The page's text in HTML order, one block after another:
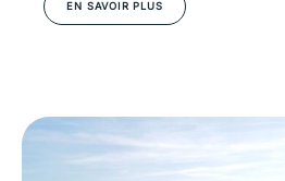
EN SAVOIR PLUS